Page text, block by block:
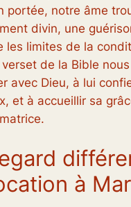
portée, notre âme
divin, une
les limites de la
verset de la Bible
avec Dieu, à lui
et à accueillir sa
à